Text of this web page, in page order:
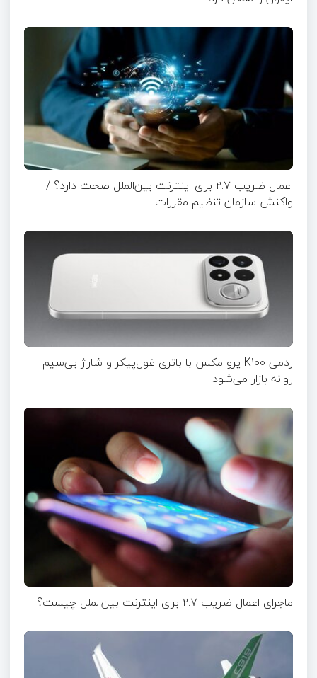
اعمال ضریب ۲.۷ برای اینترنت بین‌الملل صحت دارد؟ /
واکنش سازمان تنظیم مقررات
ردمی K100 پرو مکس با باتری غول‌پیکر و شارژ بی‌سیم
روانه بازار می‌شود
ماجرای اعمال ضریب ۲.۷ برای اینترنت بین‌الملل چیست؟